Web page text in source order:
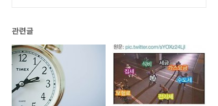
관련글